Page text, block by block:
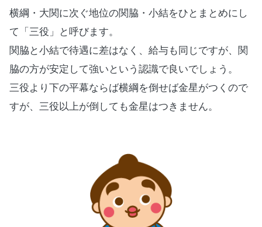
横綱・大関に次ぐ地位の関脇・小結をひとまとめにし
て「三役」と呼びます。
関脇と小結で待遇に差はなく、給与も同じですが、関
脇の方が安定して強いという認識で良いでしょう。
三役より下の平幕ならば横綱を倒せば金星がつくので
すが、三役以上が倒しても金星はつきません。